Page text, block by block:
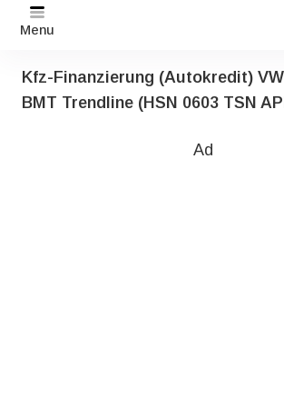
Menu
Kfz-Finanzierung (Autokredit)
BMT Trendline (HSN 0603 TSN
Ad